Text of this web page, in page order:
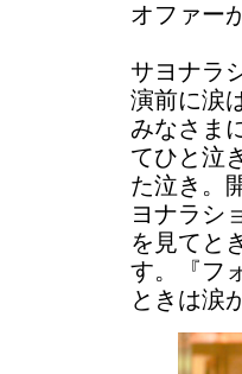
オファー
サヨナラ
演前に涙
みなさま
てひと泣
た泣き。
ヨナラシ
を見てと
す。『フ
ときは涙